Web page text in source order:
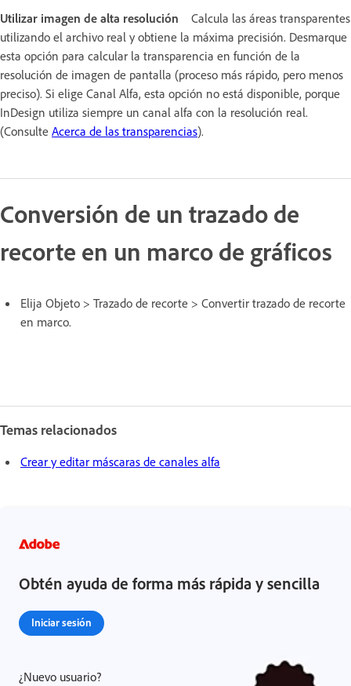
Utilizar imagen de alta resolución
Calcula las áreas transparentes
utilizando el archivo real y obtiene la máxima precisión. Desmarque
esta opción para calcular la transparencia en función de la
resolución de imagen de pantalla (proceso más rápido, pero menos
preciso). Si elige Canal Alfa, esta opción no está disponible, porque
InDesign utiliza siempre un canal alfa con la resolución real.
(Consulte Acerca de las transparencias).
Conversión de un trazado de
recorte en un marco de gráficos
Elija Objeto > Trazado de recorte > Convertir trazado de recorte
en marco.
Temas relacionados
Crear y editar máscaras de canales alfa
Obtén ayuda de forma más rápida y sencilla
Iniciar sesión
¿Nuevo usuario?